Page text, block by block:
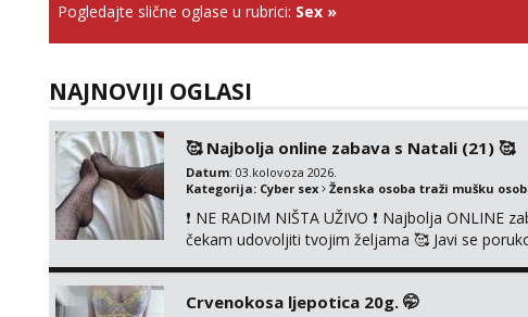
Pogledajte slične oglase u rubrici: Sex »
NAJNOVIJI OGLASI
🥰 Najbolja online zabava s Natali (21) 🥰
Datum: 03.kolovoza 2026.
Kategorija: Cyber sex Ženska osoba traži mušku
❗ NE RADIM NIŠTA UŽIVO ❗ Najbolja ONLINE
čekam udovoljiti tvojim željama 🥰 Javi se
Čekam...
Crvenokosa ljepotica 20g. 🤭